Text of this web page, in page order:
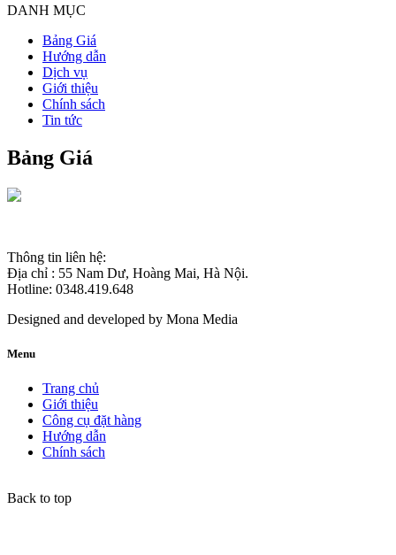
DANH MỤC
Bảng Giá
Hướng dẫn
Dịch vụ
Giới thiệu
Chính sách
Tin tức
Bảng Giá
Thông tin liên hệ:
Địa chỉ : 55 Nam Dư, Hoàng Mai, Hà Nội.
Hotline: 0348.419.648
Designed and developed by Mona Media
Menu
Trang chủ
Giới thiệu
Công cụ đặt hàng
Hướng dẫn
Chính sách
Back to top